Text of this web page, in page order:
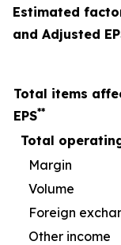
Estimated
and Adjusted
Total items
EPS**
Total
Margin
Volume
Foreign
Other income